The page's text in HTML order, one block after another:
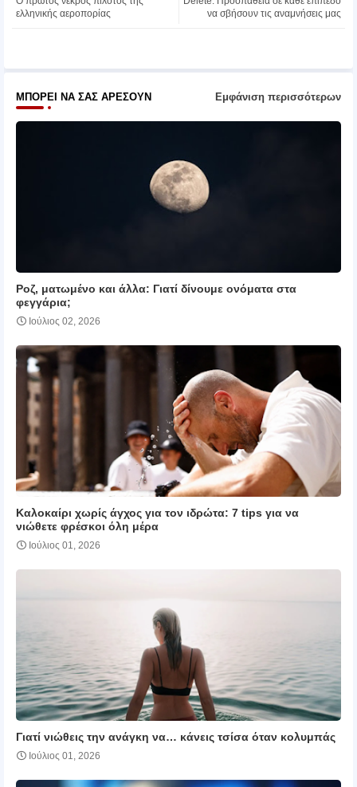
atsa
να σβήσουν τις αναμνήσεις μας
ελληνικής αεροπορίας
ΜΠΟΡΕΊ ΝΑ ΣΑΣ ΑΡΈΣΟΥΝ Εμφάνιση περισσότερων
Ροζ, ματωμένο και άλλα: Γιατί δίνουμε ονόματα στα
φεγγάρια;
Ιούλιος 02, 2026
Καλοκαίρι χωρίς άγχος για τον ιδρώτα: 7 tips για να
νιώθετε φρέσκοι όλη μέρα
Ιούλιος 01, 2026
Γιατί νιώθεις την ανάγκη να… κάνεις τσίσα όταν κολυμπάς
Ιούλιος 01, 2026